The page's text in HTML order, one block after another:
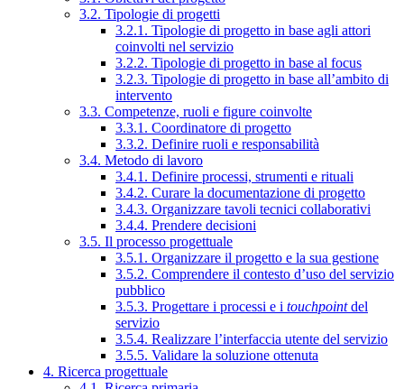
3.2. Tipologie di progetti
3.2.1. Tipologie di progetto in base agli attori
coinvolti nel servizio
3.2.2. Tipologie di progetto in base al focus
3.2.3. Tipologie di progetto in base all’ambito di
intervento
3.3. Competenze, ruoli e figure coinvolte
3.3.1. Coordinatore di progetto
3.3.2. Definire ruoli e responsabilità
3.4. Metodo di lavoro
3.4.1. Definire processi, strumenti e rituali
3.4.2. Curare la documentazione di progetto
3.4.3. Organizzare tavoli tecnici collaborativi
3.4.4. Prendere decisioni
3.5. Il processo progettuale
3.5.1. Organizzare il progetto e la sua gestione
3.5.2. Comprendere il contesto d’uso del servizio
pubblico
3.5.3. Progettare i processi e i touchpointdel
servizio
3.5.4. Realizzare l’interfaccia utente del servizio
3.5.5. Validare la soluzione ottenuta
4. Ricerca progettuale